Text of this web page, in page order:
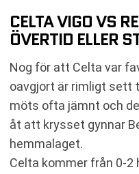
CELTA VIGO VS
ÖVERTID ELLER
Nog för att Celta var
oavgjort är rimligt sett
möts ofta jämnt och
åt att krysset gynnar
hemmalaget.
Celta kommer från 0-2